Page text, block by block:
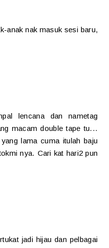
anak nak masuk sesi baru,
lencana dan nametag
macam double tape tu...
lama cuma itulah baju
nya. Cari kat hari2 pun
jadi hijau dan pelbagai